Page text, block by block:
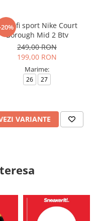
sport Nike Court
Borough Mid 2 Btv
249,00 RON
199,00 RON
Marime:
26 27
VARIANTE